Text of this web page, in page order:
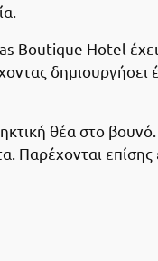
Boutique Hotel
δημιουργήσει
θέα στο
επίσης